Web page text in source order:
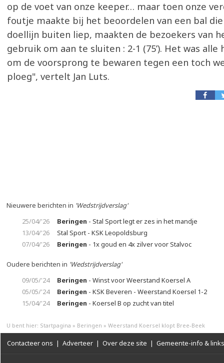
op de voet van onze keeper… maar toen onze
foutje maakte bij het beoordelen van een bal
doellijn buiten liep, maakten de bezoekers van
gebruik om aan te sluiten : 2-1 (75’). Het was alle
om de voorsprong te bewaren tegen een toch
ploeg", vertelt Jan Luts.
Nieuwere berichten in 'Wedstrijdverslag'
25/04/'26
Beringen - Stal Sport legt er zes in het mandje
13/04/'26
Stal Sport - KSK Leopoldsburg
07/04/'26
Beringen - 1x goud en 4x zilver voor Stalvoc
Oudere berichten in 'Wedstrijdverslag'
09/05/'24
Beringen - Winst voor Weerstand Koersel A
05/05/'24
Beringen - KSK Beveren - Weerstand Koersel 1-2
15/04/'24
Beringen - Koersel B op zucht van titel
U bent hier: Startpagina » Beringen » Weerstand Koersel klopt Bree-Beek
Contacteer ons | Adverteer | Over deze site | Gemeente-info & links